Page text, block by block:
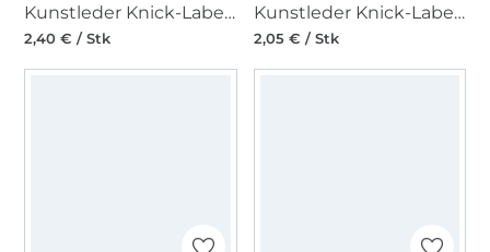
Kunstleder Knick-Label mit Schraube Regenbogen, dunkelbraun
2,40 € / Stk
Kunstleder Knick-Label Regenbogen, hellbraun
2,05 € / Stk